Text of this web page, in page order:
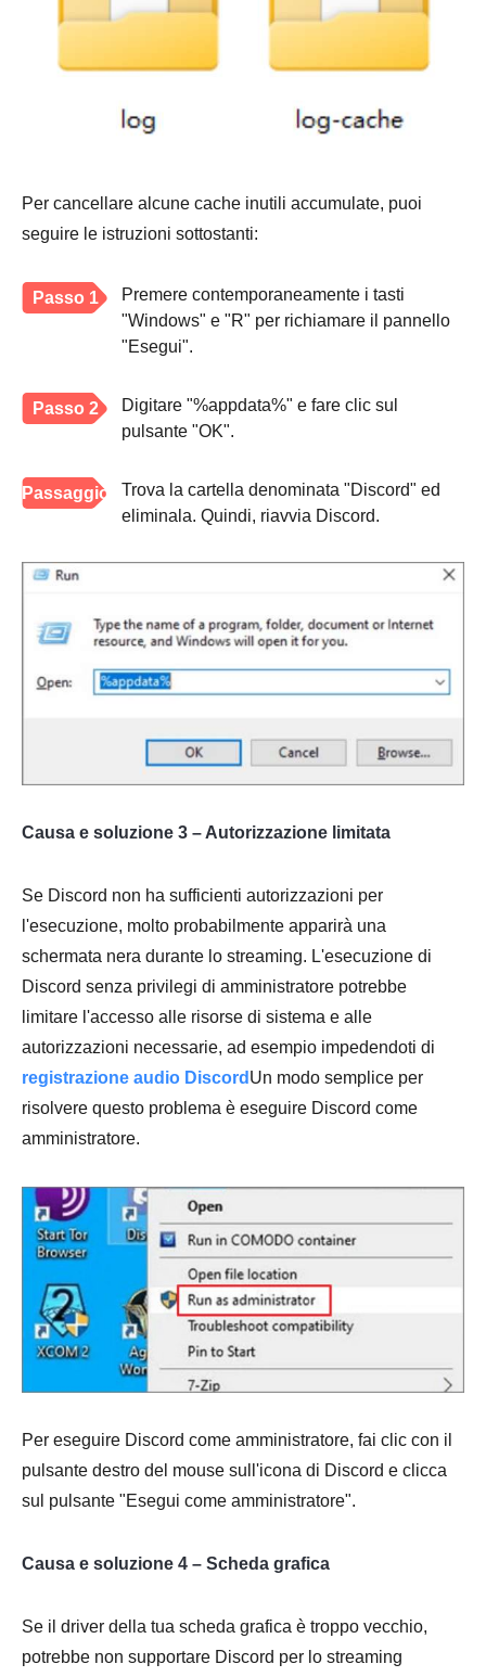
Per cancellare alcune cache inutili accumulate, puoi
seguire le istruzioni sottostanti:
Passo 1
Premere contemporaneamente i tasti
"Windows" e "R" per richiamare il pannello
"Esegui".
Passo 2
Digitare "%appdata%" e fare clic sul
pulsante "OK".
Passaggio
Trova la cartella denominata "Discord" ed
eliminala. Quindi, riavvia Discord.
Causa e soluzione 3 – Autorizzazione limitata
Se Discord non ha sufficienti autorizzazioni per
l'esecuzione, molto probabilmente apparirà una
schermata nera durante lo streaming. L'esecuzione di
Discord senza privilegi di amministratore potrebbe
limitare l'accesso alle risorse di sistema e alle
autorizzazioni necessarie, ad esempio impedendoti di
registrazione audio Discord Un modo semplice per
risolvere questo problema è eseguire Discord come
amministratore.
Per eseguire Discord come amministratore, fai clic con il
pulsante destro del mouse sull'icona di Discord e clicca
sul pulsante "Esegui come amministratore".
Causa e soluzione 4 – Scheda grafica
Se il driver della tua scheda grafica è troppo vecchio,
potrebbe non supportare Discord per lo streaming